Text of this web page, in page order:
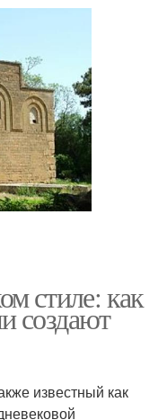
стиле: как
создают
известный как